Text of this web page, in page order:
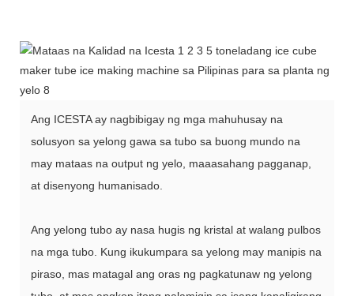
Ang ICESTA ay nagbibigay ng mga mahuhusay na
solusyon sa yelong gawa sa tubo sa buong mundo na
may mataas na output ng yelo, maaasahang pagganap,
at disenyong humanisado.
Ang yelong tubo ay nasa hugis ng kristal at walang pulbos
na mga tubo. Kung ikukumpara sa yelong may manipis na
piraso, mas matagal ang oras ng pagkatunaw ng yelong